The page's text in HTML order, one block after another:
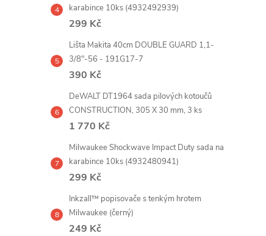
karabince 10ks (4932492939)
299 Kč
Lišta Makita 40cm DOUBLE GUARD 1,1-
3/8"-56 - 191G17-7
390 Kč
DeWALT DT1964 sada pilových kotoučů
CONSTRUCTION, 305 X 30 mm, 3 ks
1 770 Kč
Milwaukee Shockwave Impact Duty sada na
karabince 10ks (4932480941)
299 Kč
Inkzall™ popisovače s tenkým hrotem
Milwaukee (černý)
249 Kč